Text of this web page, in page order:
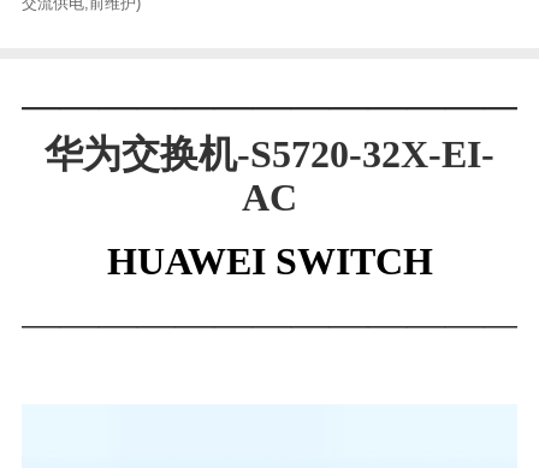
华为交换机-S5720-32X-EI-
AC
HUAWEI SWITCH